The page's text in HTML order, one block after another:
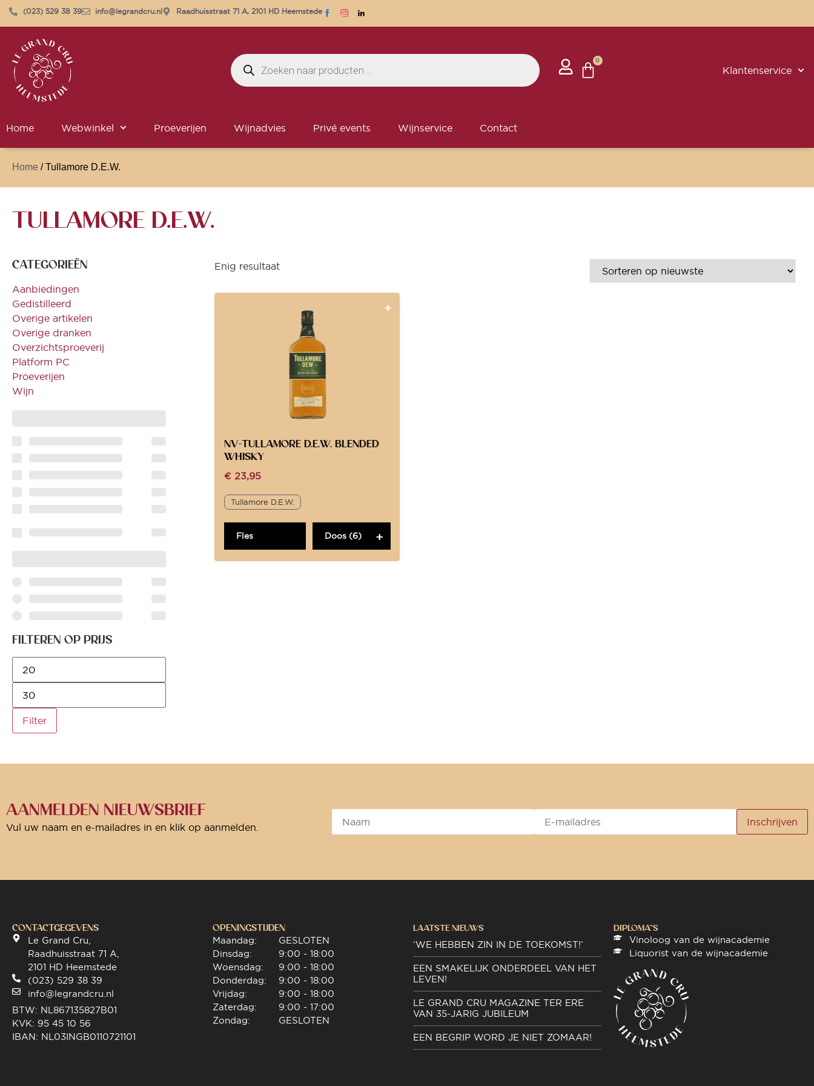
(023) 529 38 39 info@legrandcru.nl Raadhuisstraat 71 A, 2101 HD Heemstede
0
Klantenservice
Home Webwinkel Proeverijen Wijnadvies Privé events Wijnservice Contact
Home / Tullamore D.E.W.
TULLAMORE D.E.W.
CATEGORIEËN
Aanbiedingen
Gedistilleerd
Overige artikelen
Overige dranken
Overzichtsproeverij
Platform PC
Proeverijen
Wijn
FILTEREN OP PRIJS
Filter
Enig resultaat
NV-TULLAMORE D.E.W. BLENDED
WHISKY
€23,95
Tullamore D.E.W.
Fles Doos (6)
AANMELDEN NIEUWSBRIEF
Vul uw naam en e-mailadres in en klik op aanmelden.
CONTACTGEGEVENS
Le Grand Cru,
Raadhuisstraat 71 A,
2101 HD Heemstede
(023) 529 38 39
info@legrandcru.nl
BTW: NL867135827B01
KVK: 95 45 10 56
IBAN: NL03INGB0110721101
OPENINGSTIJDEN
Maandag:
Dinsdag:
Woensdag:
Donderdag:
Vrijdag:
Zaterdag:
Zondag:
GESLOTEN
9:00 - 18:00
9:00 - 18:00
9:00 - 18:00
9:00 - 18:00
9:00 - 17:00
GESLOTEN
LAATSTE NIEUWS
‘WE HEBBEN ZIN IN DE TOEKOMST!’
EEN SMAKELIJK ONDERDEEL VAN HET
LEVEN!
LE GRAND CRU MAGAZINE TER ERE
VAN 35-JARIG JUBILEUM
EEN BEGRIP WORD JE NIET ZOMAAR!
DIPLOMA"S
Vinoloog van de wijnacademie
Liquorist van de wijnacademie